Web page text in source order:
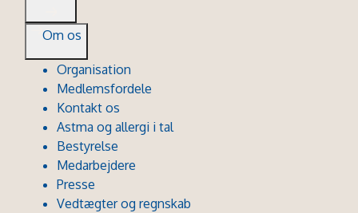
Om os
Organisation
Medlemsfordele
Kontakt os
Astma og allergi i tal
Bestyrelse
Medarbejdere
Presse
Vedtægter og regnskab